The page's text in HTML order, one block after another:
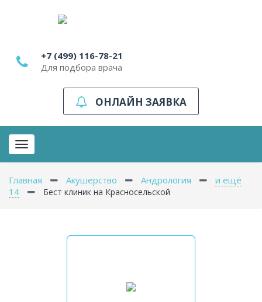
+7 (499) 116-78-21
Для подбора врача
ОНЛАЙН ЗАЯВКА
Toggle
navigation
Главная Акушерство Андрология
и ещё
14
Бест клиник на Красносельской